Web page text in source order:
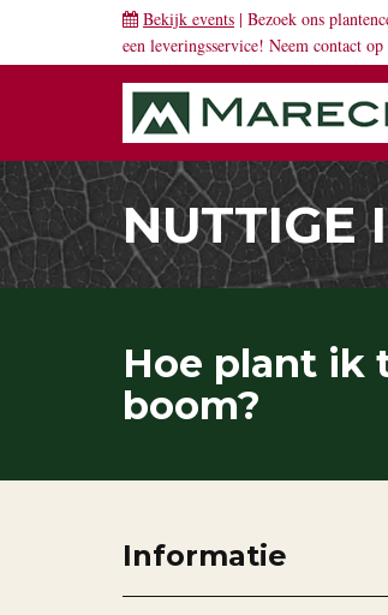
Bekijk events | Bezoek ons
een leveringsservice! Neem contact op
NUTTIGE
Hoe plant ik
boom?
Informatie